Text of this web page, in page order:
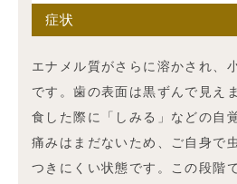
症状
エナメル質がさらに溶かされ、
です。歯の表面は黒ずんで見え
食した際に「しみる」などの自
痛みはまだないため、ご自身で
つきにくい状態です。この段階